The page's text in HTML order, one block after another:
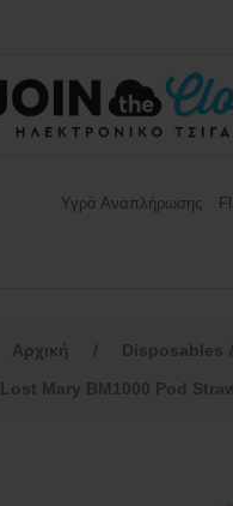
Υγρά Αναπλήρωσης
Αρχική / Disposables
Lost Mary BM1000 Pod